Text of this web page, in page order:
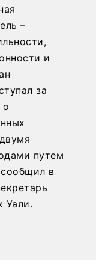
–
и
за
о
путем
в
Уали.